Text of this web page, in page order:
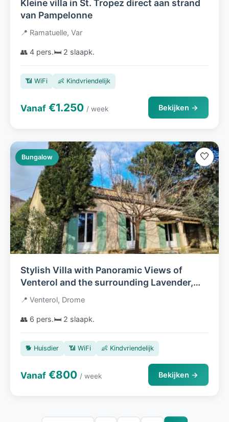
Kleine villa in St. Tropez direct aan strand
van Pampelonne
📍 Ramatuelle, Var
👥 4 pers.🛏️ 2 slaapk.
📶 WiFi 👶 Kindvriendelijk
Vanaf €1.250 / week Bekijken →
Bungalow 🤍
Stylish Villa with Panoramic Views of
Venterol and the surrounding Lavender,
Fruit and Olive Trees in the Drôme
Provençale near Nyons
📍 Venterol, Drome
👥 6 pers.🛏️ 2 slaapk.
🐕 Huisdier 📶 WiFi 👶 Kindvriendelijk
Vanaf €800 / week Bekijken →